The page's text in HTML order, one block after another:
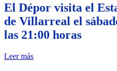
El Dépor visita el
de Villarreal el
las 21:00 horas
Leer más